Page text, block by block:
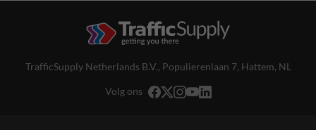
TrafficSupply Netherlands B.V., Populierenlaan 7, Hattem, NL
Volg ons